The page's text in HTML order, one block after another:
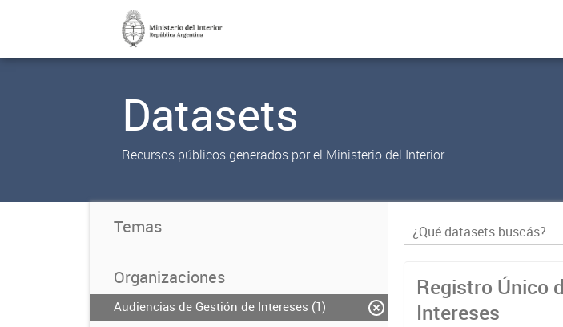
Datasets
Recursos públicos generados por el Ministerio del Interior
Temas
Organizaciones
Audiencias de Gestión de Intereses (1)
Registro Único
Intereses